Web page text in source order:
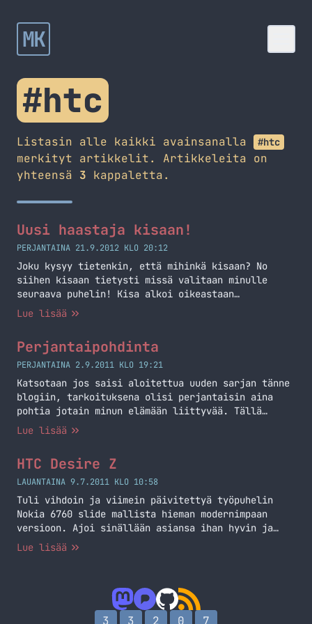
MK
#htc
Listasin alle kaikki avainsanalla #htc
merkityt artikkelit. Artikkeleita on
yhteensä 3 kappaletta.
Uusi haastaja kisaan!
PERJANTAINA 21.9.2012 KLO 20:12
Joku kysyy tietenkin, että mihinkä kisaan? No
siihen kisaan tietysti missä valitaan minulle
seuraava puhelin! Kisa alkoi oikeastaan
edellisestä kirjoituksestani ja on elänyt sen
julkaisi tällä viikolla uusia puhelimia. Oletin
aluksi, että tulossa olisi Android-pohjainen
puhelin, mutta olinpa väärässä! Nyt… Jatka
lukemista Uusi haastaja kisaan!
Lue lisää
Perjantaipohdinta
PERJANTAINA 2.9.2011 KLO 19:21
Katsotaan jos saisi aloitettua uuden sarjan tänne
blogiin, tarkoituksena olisi perjantaisin aina
pohtia jotain minun elämään liittyvää. Tällä
kertaa tulee aika sekalainen seurakunta eri
projektit Aloitetaan verkosta, eli kävästään läpi
muutama oma projekti ja niiden status.
MarkoKaartinen.net on hyvässä jamassa ja sitä en…
Jatka lukemista Perjantaipohdinta
Lue lisää
HTC Desire Z
LAUANTAINA 9.7.2011 KLO 10:58
Tuli vihdoin ja viimein päivitettyä työpuhelin
Nokia 6760 slide mallista hieman modernimpaan
versioon. Ajoi sinällään asiansa ihan hyvin ja
pystyi vastaamaan puheluihin ja kirjoittelemaan
Lue lisää
3 3 2 0 7